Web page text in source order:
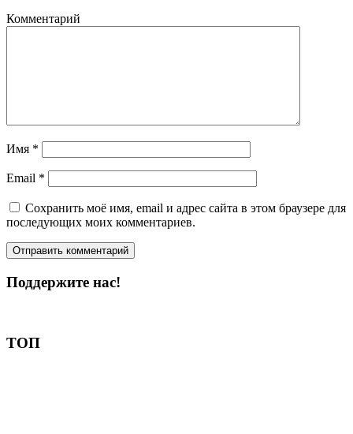
Комментарий
Имя *
Email *
Сохранить моё имя, email и адрес сайта в этом браузере для
последующих моих комментариев.
Поддержите нас!
ТОП